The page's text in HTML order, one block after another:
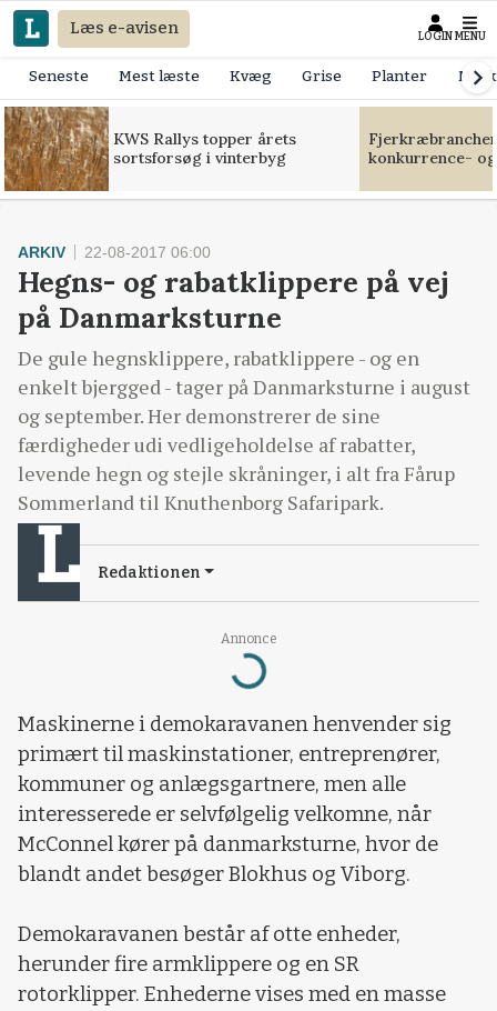
Læs e-avisen LOGIN MENU
Seneste Mest læste Kvæg Grise Planter
KWS Rallys topper årets
sortsforsøg i vinterbyg
konkurrence-
Annonce
Loading...
ARKIV 22-08-2017 06:00
Hegns- og rabatklippere på vej
på Danmarksturne
De gule hegnsklippere, rabatklippere - og en
enkelt bjergged - tager på Danmarksturne i august
og september. Her demonstrerer de sine
færdigheder udi vedligeholdelse af rabatter,
levende hegn og stejle skråninger, i alt fra Fårup
Sommerland til Knuthenborg Safaripark.
Redaktionen
Maskinerne i demokaravanen henvender sig
primært til maskinstationer, entreprenører,
kommuner og anlægsgartnere, men alle
interesserede er selvfølgelig velkomne, når
McConnel kører på danmarksturne, hvor de
blandt andet besøger Blokhus og Viborg.
Demokaravanen består af otte enheder,
herunder fire armklippere og en SR
rotorklipper. Enhederne vises med en masse